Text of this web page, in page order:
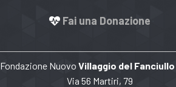
Fai una Donazione
Fondazione Nuovo Villaggio del Fanciullo
Via 56 Martiri, 79